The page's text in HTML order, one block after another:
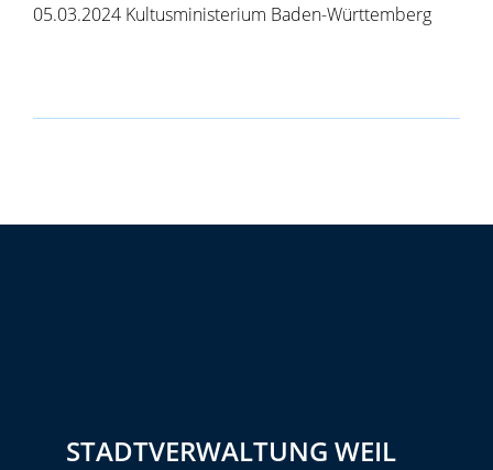
05.03.2024 Kultusministerium Baden-Württemberg
STADTVERWALTUNG WEIL